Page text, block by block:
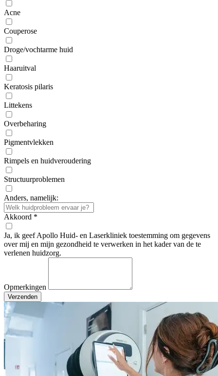
Acne
Couperose
Droge/vochtarme huid
Haaruitval
Keratosis pilaris
Littekens
Overbeharing
Pigmentvlekken
Rimpels en huidveroudering
Structuurproblemen
Anders, namelijk:
Akkoord *
Ja, ik geef Apollo Huid- en Laserkliniek toestemming om gegevens
over mij en mijn gezondheid te verwerken in het kader van de te
verlenen huidzorg.
Opmerkingen
Verzenden